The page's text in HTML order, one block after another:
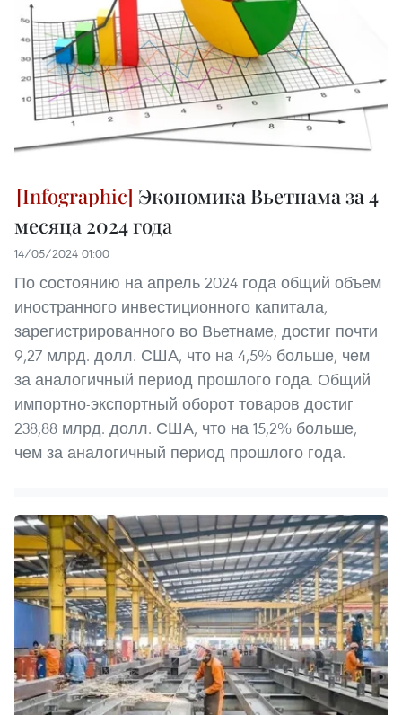
Экономика Вьетнама за 4
месяца 2024 года
14/05/2024 01:00
По состоянию на апрель 2024 года общий объем
иностранного инвестиционного капитала,
зарегистрированного во Вьетнаме, достиг почти
9,27 млрд. долл. США, что на 4,5% больше, чем
за аналогичный период прошлого года. Общий
импортно-экспортный оборот товаров достиг
238,88 млрд. долл. США, что на 15,2% больше,
чем за аналогичный период прошлого года.